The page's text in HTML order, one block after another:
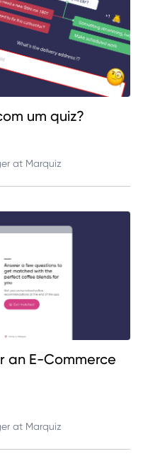
um quiz?
at Marquiz
an E-Commerce
at Marquiz